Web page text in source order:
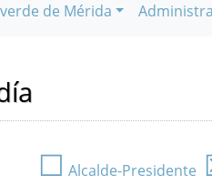
de Mérida
☐ Alcalde-Presidente